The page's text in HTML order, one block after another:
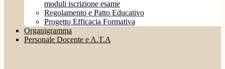
moduli iscrizione esame
Regolamento e Patto Educativo
Progetto Efficacia Formativa
Organigramma
Personale Docente e A.T.A